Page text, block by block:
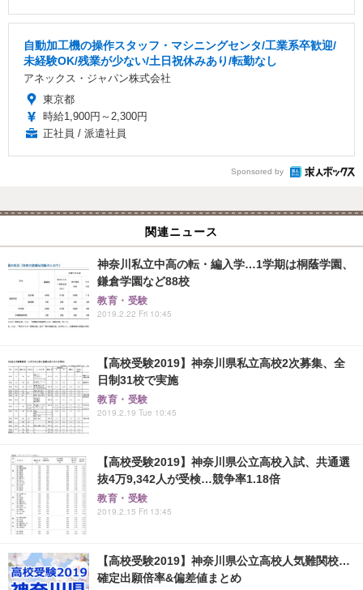
自動加工機の操作スタッフ・マシニングセンタ/工業系卒歓迎/
未経験OK/残業が少ない/土日祝休みあり/転勤なし
アネックス・ジャパン株式会社
東京都
時給1,900円～2,300円
正社員 / 派遣社員
Sponsored by
関連ニュース
神奈川私立中高の転・編入学…1学期は桐蔭学園、
鎌倉学園など88校
教育・受験
2019.2.22 Fri 10:45
【高校受験2019】神奈川県私立高校2次募集、全
日制31校で実施
教育・受験
2019.2.19 Tue 10:45
【高校受験2019】神奈川県公立高校入試、共通選
抜4万9,342人が受検…競争率1.18倍
教育・受験
2019.2.15 Fri 13:45
【高校受験2019】神奈川県公立高校人気難関校…
確定出願倍率&偏差値まとめ